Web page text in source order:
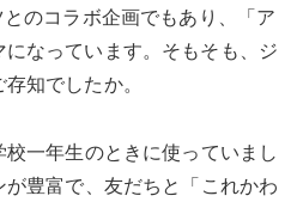
のコラボ企画でもあり、「ア
なっています。そもそも、ジ
知でしたか。
一年生のときに使っていまし
豊富で、友だちと「これかわ